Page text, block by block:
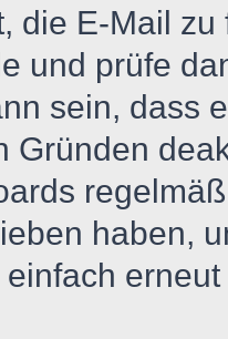
die E-Mail
und prüfe
sein, dass
Gründen
haben,